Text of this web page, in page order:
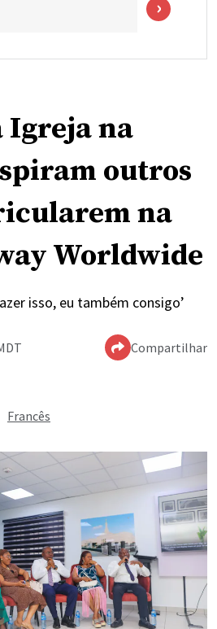
Igreja na
outros
na
Worldwide
isso, eu também consigo’
Compartilhar
Francês